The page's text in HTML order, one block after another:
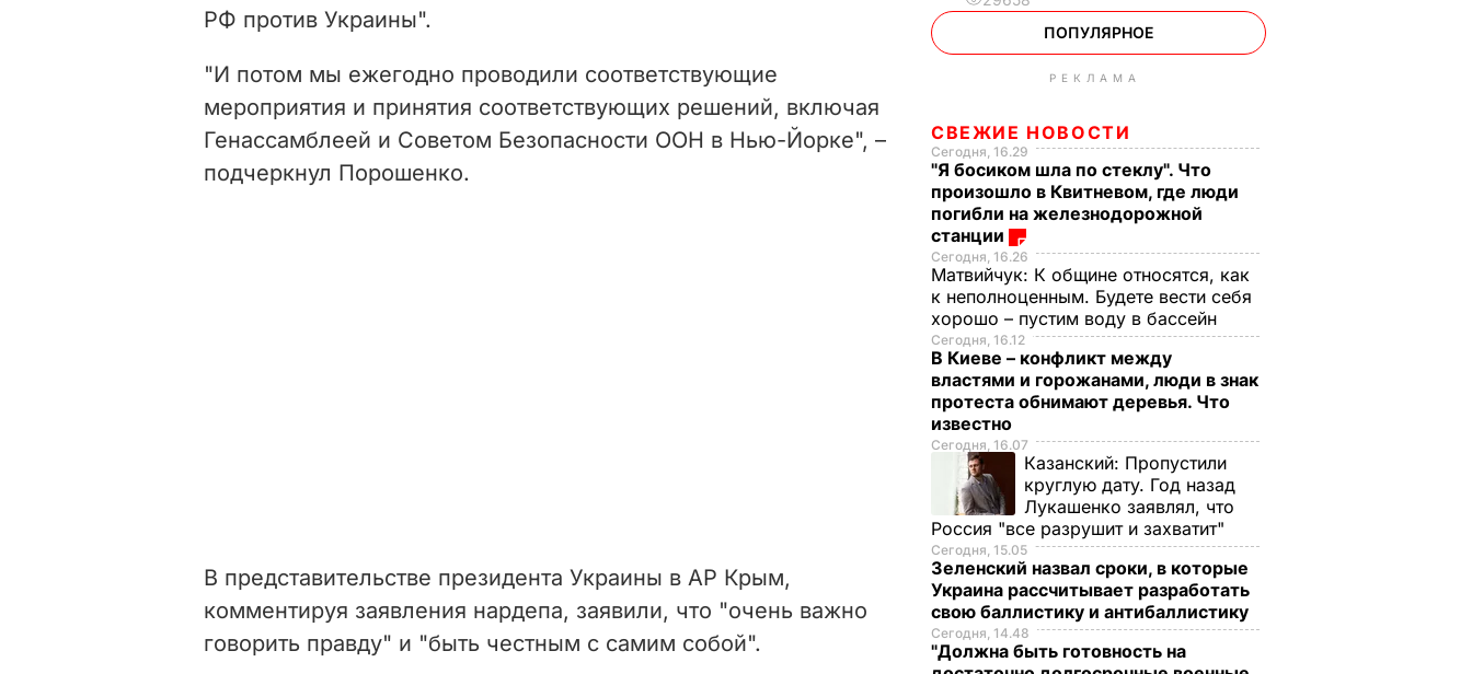
o
РФ против Украины".
"И потом мы ежегодно проводили соответствующие
мероприятия и принятия соответствующих решений, включая
Генассамблеей и Советом Безопасности ООН в Нью-Йорке", –
подчеркнул Порошенко.
В представительстве президента Украины в АР Крым,
комментируя заявления нардепа, заявили, что "очень важно
говорить правду" и "быть честным с самим собой".
ПОПУЛЯРНОЕ
РЕКЛАМА
СВЕЖИЕ НОВОСТИ
Сегодня, 16.29
"Я босиком шла по стеклу". Что
произошло в Квитневом, где люди
погибли на железнодорожной
станции
Сегодня, 16.26
Матвийчук: К общине относятся, как
к неполноценным. Будете вести себя
хорошо – пустим воду в бассейн
Сегодня, 16.12
В Киеве – конфликт между
властями и горожанами, люди в знак
протеста обнимают деревья. Что
известно
Сегодня, 16.07
Казанский: Пропустили
круглую дату. Год назад
Лукашенко заявлял, что
Россия "все разрушит и захватит"
Сегодня, 15.05
Зеленский назвал сроки, в которые
Украина рассчитывает разработать
свою баллистику и антибаллистику
Сегодня, 14.48
"Должна быть готовность на